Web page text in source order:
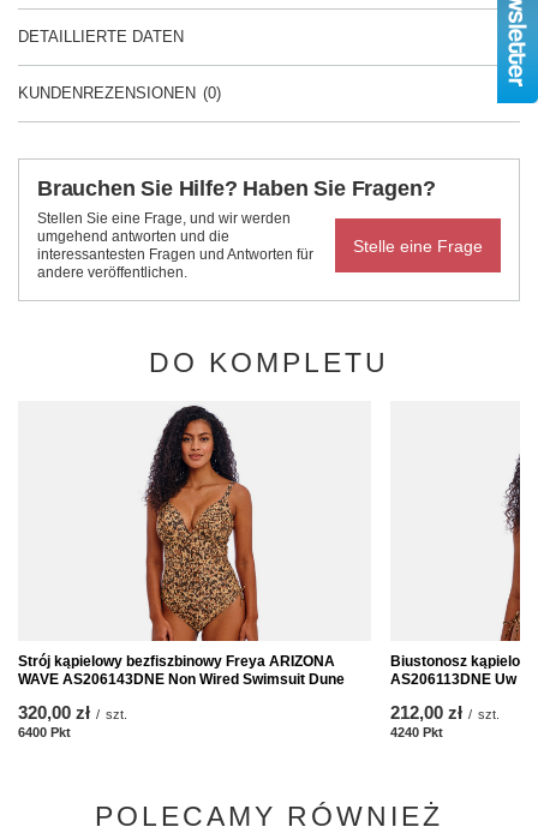
DETAILLIERTE DATEN
KUNDENREZENSIONEN (0)
Brauchen Sie Hilfe? Haben Sie Fragen?
Stellen Sie eine Frage, und wir werden
umgehend antworten und die
interessantesten Fragen und Antworten für
andere veröffentlichen.
Stelle eine Frage
DO KOMPLETU
Strój kąpielowy bezfiszbinowy Freya ARIZONA
WAVE AS206143DNE Non Wired Swimsuit Dune
320,00 zł / szt.
6400 Pkt
Biustonosz
AS206113DNE Uw
212,00 zł / szt.
4240 Pkt
POLECAMY RÓWNIEŻ